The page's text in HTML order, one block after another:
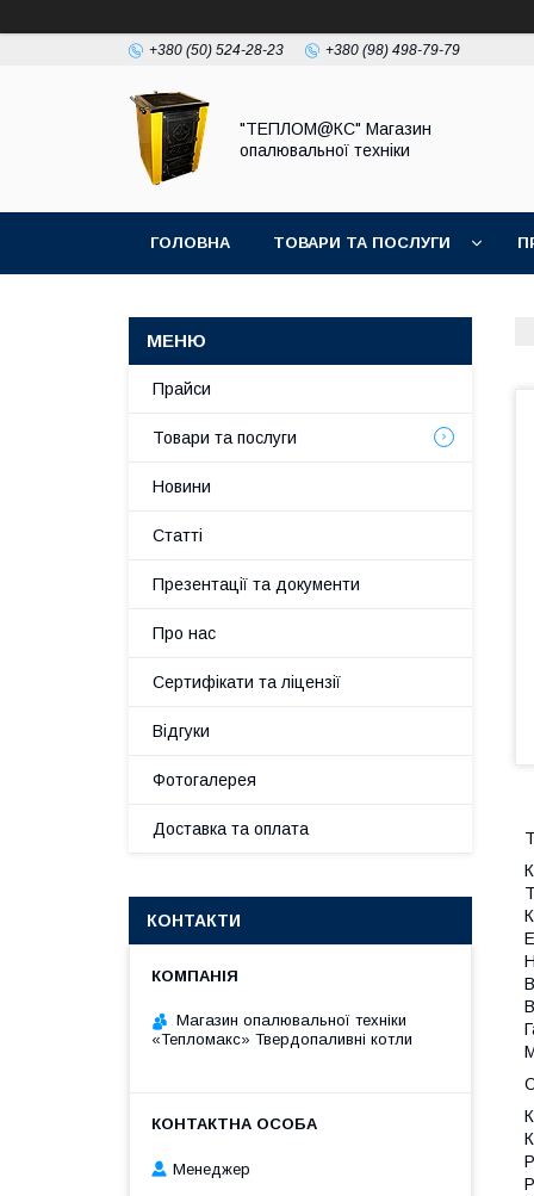
+380 (50) 524-28-23 +380 (98) 498-79-79
"ТЕПЛОМ@КС" Магазин
опалювальної техніки
ГОЛОВНА ТОВАРИ ТА ПОСЛУГИ
Прайси
Товари та послуги
Новини
Статті
Презентації та документи
Про нас
Сертифікати та ліцензії
Відгуки
Фотогалерея
Доставка та оплата
КОНТАКТИ
Магазин опалювальної техніки
«Тепломакс» Твердопаливні котли
Менеджер